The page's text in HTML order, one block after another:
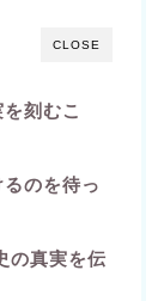
CLOSE
刻むこ
るのを待っ
の真実を伝